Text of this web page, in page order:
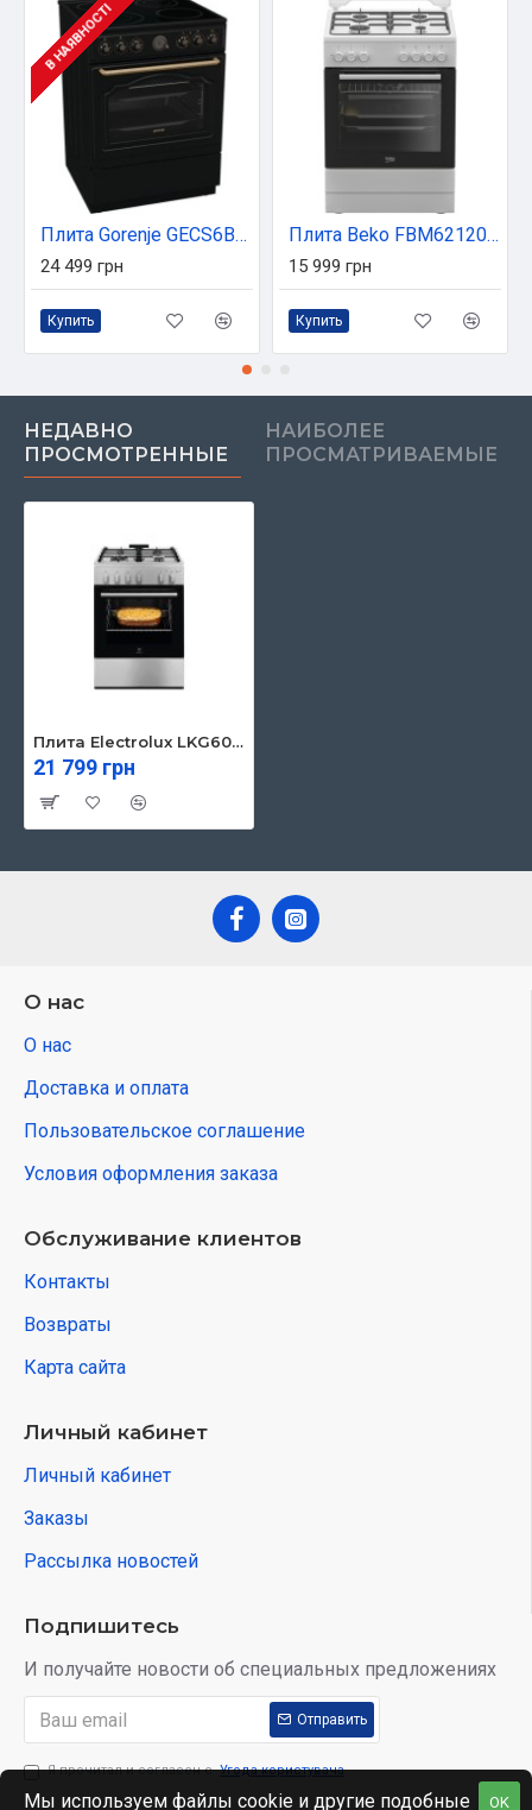
В НАЯВНОСТІ
Плита Gorenje GECS6B71CLB
24 499 грн
Купить
Плита Beko FBM62120WD
15 999 грн
Купить
НЕДАВНО
ПРОСМОТРЕННЫЕ
НАИБОЛЕЕ
ПРОСМАТРИВАЕМЫЕ
Плита Electrolux LKG600011X
21 799 грн
О нас
О нас
Доставка и оплата
Пользовательское соглашение
Условия оформления заказа
Обслуживание клиентов
Контакты
Возвраты
Карта сайта
Личный кабинет
Личный кабинет
Заказы
Рассылка новостей
Подпишитесь
И получайте новости об специальных предложениях
Отправить
Я прочитал и согласен с Угода користувача
OK
Мы используем файлы cookie и другие подобные